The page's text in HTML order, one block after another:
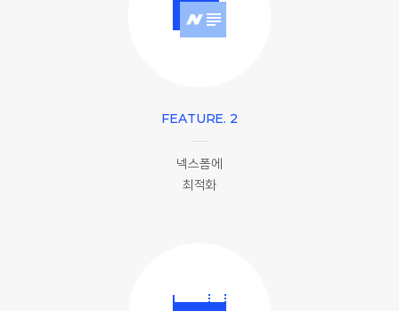
FEATURE. 2
넥스폼에
최적화